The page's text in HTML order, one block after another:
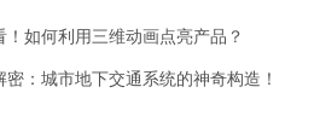
！如何利用三维动画点亮产品？
：城市地下交通系统的神奇构造！